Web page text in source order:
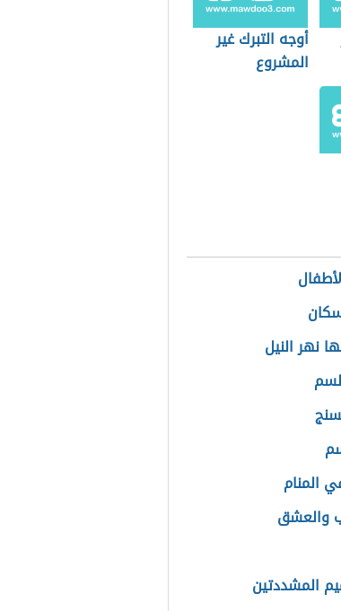
أوجه التبرك غير
المشروع
نهر النيل
المنام
والعشق
المشددتين